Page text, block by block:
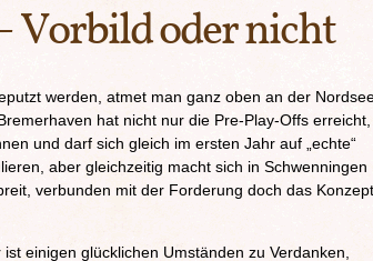
Vorbild oder nicht
werden, atmet man ganz oben an der
hat nicht nur die Pre-Play-Offs erreicht,
und darf sich gleich im ersten Jahr auf „echte“
aber gleichzeitig macht sich in Schwenningen
verbunden mit der Forderung doch das Konzept
einigen glücklichen Umständen zu Verdanken,